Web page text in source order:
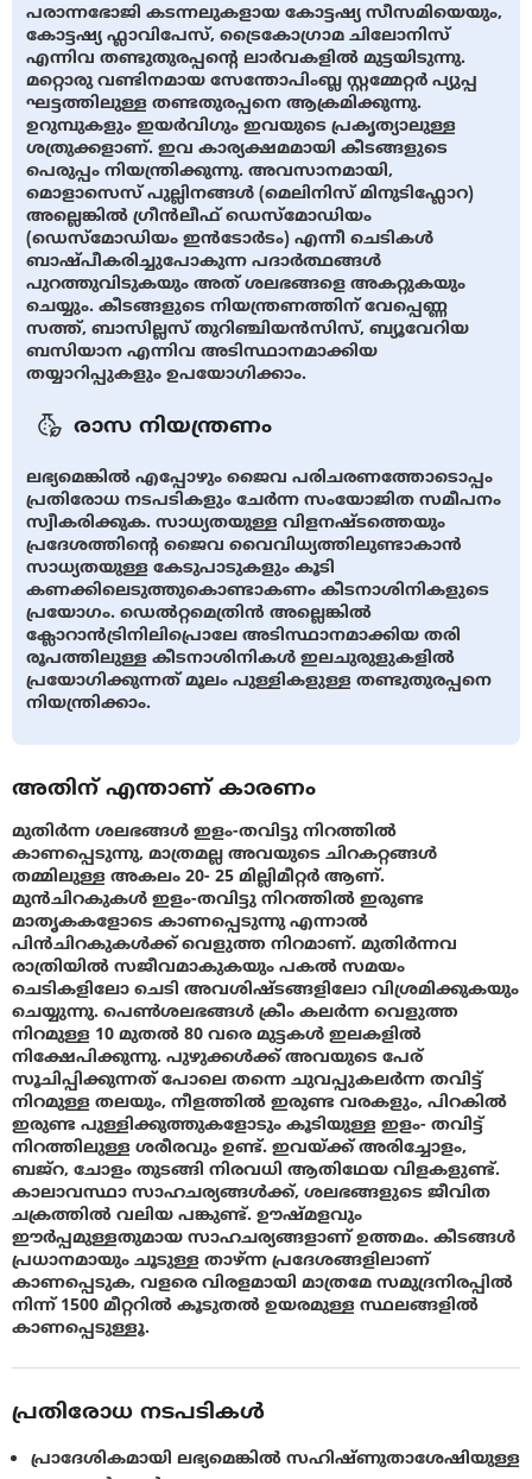
പരാന്നഭോജി കടന്നലുകളായ കോട്ടഷ്യ സീസമിയെയും,
കോട്ടഷ്യ ഫ്ലാവിപേസ്, ട്രൈകോഗ്രാമ ചിലോനിസ്
എന്നിവ തണ്ടുതുരപ്പൻ്റെ ലാർവകളിൽ മുട്ടയിടുന്നു.
മറ്റൊരു വണ്ടിനമായ സേന്തോപിംബ്ല സ്റ്റമ്മേറ്റർ പ്യുപ്പ
ഘട്ടത്തിലുള്ള തണ്ടതുരപ്പനെ ആക്രമിക്കുന്നു.
ഉറുമ്പുകളും ഇയർവിഗും ഇവയുടെ പ്രകൃത്യാലുള്ള
ശത്രുക്കളാണ്. ഇവ കാര്യക്ഷമമായി കീടങ്ങളുടെ
പെരുപ്പം നിയന്ത്രിക്കുന്നു. അവസാനമായി,
മൊളാസെസ് പുല്ലിനങ്ങൾ (മെലിനിസ് മിനുടിഫ്ലോറ)
അല്ലെങ്കിൽ ഗ്രീൻലീഫ് ഡെസ്മോഡിയം
(ഡെസ്മോഡിയം ഇൻടോർടം) എന്നീ ചെടികൾ
ബാഷ്പീകരിച്ചുപോകുന്ന പദാർത്ഥങ്ങൾ
പുറത്തുവിടുകയും അത് ശലഭങ്ങളെ അകറ്റുകയും
ചെയ്യും. കീടങ്ങളുടെ നിയന്ത്രണത്തിന് വേപ്പെണ്ണ
സത്ത്, ബാസില്ലസ് തുറിഞ്ചിയൻസിസ്, ബ്യൂവേറിയ
ബസിയാന എന്നിവ അടിസ്ഥാനമാക്കിയ
തയ്യാറിപ്പുകളും ഉപയോഗിക്കാം.
രാസ നിയന്ത്രണം
ലഭ്യമെങ്കിൽ എപ്പോഴും ജൈവ പരിചരണത്തോടൊപ്പം
പ്രതിരോധ നടപടികളും ചേർന്ന സംയോജിത സമീപനം
സ്വീകരിക്കുക. സാധ്യതയുള്ള വിളനഷ്ടത്തെയും
പ്രദേശത്തിൻ്റെ ജൈവ വൈവിധ്യത്തിലുണ്ടാകാൻ
സാധ്യതയുള്ള കേടുപാടുകളും കൂടി
കണക്കിലെടുത്തുകൊണ്ടാകണം കീടനാശിനികളുടെ
പ്രയോഗം. ഡെൽറ്റമെത്രിൻ അല്ലെങ്കിൽ
ക്ലോറാൻട്രിനിലിപ്രൊലേ അടിസ്ഥാനമാക്കിയ തരി
രൂപത്തിലുള്ള കീടനാശിനികൾ ഇലചുരുളുകളിൽ
പ്രയോഗിക്കുന്നത് മൂലം പുള്ളികളുള്ള തണ്ടുതുരപ്പനെ
നിയന്ത്രിക്കാം.
അതിന് എന്താണ് കാരണം
മുതിർന്ന ശലഭങ്ങൾ ഇളം-തവിട്ടു നിറത്തിൽ
കാണപ്പെടുന്നു, മാത്രമല്ല അവയുടെ ചിറകറ്റങ്ങൾ
തമ്മിലുള്ള അകലം 20- 25 മില്ലിമീറ്റർ ആണ്.
മുൻചിറകുകൾ ഇളം-തവിട്ടു നിറത്തിൽ ഇരുണ്ട
മാതൃകകളോടെ കാണപ്പെടുന്നു എന്നാൽ
പിൻചിറകുകൾക്ക് വെളുത്ത നിറമാണ്. മുതിർന്നവ
രാത്രിയിൽ സജീവമാകുകയും പകൽ സമയം
ചെടികളിലോ ചെടി അവശിഷ്ടങ്ങളിലോ വിശ്രമിക്കുകയും
ചെയ്യുന്നു. പെൺശലഭങ്ങൾ ക്രീം കലർന്ന വെളുത്ത
നിറമുള്ള 10 മുതൽ 80 വരെ മുട്ടകൾ ഇലകളിൽ
നിക്ഷേപിക്കുന്നു. പുഴുക്കൾക്ക് അവയുടെ പേര്
സൂചിപ്പിക്കുന്നത് പോലെ തന്നെ ചുവപ്പുകലർന്ന തവിട്ട്
നിറമുള്ള തലയും, നീളത്തിൽ ഇരുണ്ട വരകളും, പിറകിൽ
ഇരുണ്ട പുള്ളിക്കുത്തുകളോടും കൂടിയുള്ള ഇളം- തവിട്ട്
നിറത്തിലുള്ള ശരീരവും ഉണ്ട്. ഇവയ്ക്ക് അരിച്ചോളം,
ബജ്‌റ, ചോളം തുടങ്ങി നിരവധി ആതിഥേയ വിളകളുണ്ട്.
കാലാവസ്ഥാ സാഹചര്യങ്ങൾക്ക്, ശലഭങ്ങളുടെ ജീവിത
ചക്രത്തിൽ വലിയ പങ്കുണ്ട്. ഊഷ്മളവും
ഈർപ്പമുള്ളതുമായ സാഹചര്യങ്ങളാണ് ഉത്തമം. കീടങ്ങൾ
പ്രധാനമായും ചൂടുള്ള താഴ്ന്ന പ്രദേശങ്ങളിലാണ്
കാണപ്പെടുക, വളരെ വിരളമായി മാത്രമേ സമുദ്രനിരപ്പിൽ
നിന്ന് 1500 മീറ്ററിൽ കൂടുതൽ ഉയരമുള്ള സ്ഥലങ്ങളിൽ
കാണപ്പെടുള്ളൂ.
പ്രതിരോധ നടപടികൾ
പ്രാദേശികമായി ലഭ്യമെങ്കിൽ സഹിഷ്ണുതാശേഷിയുള്ള